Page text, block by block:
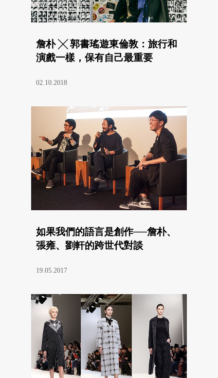
詹朴 ╳ 郭書瑤遊東倫敦：旅行和
演戲一樣，保有自己最重要
02.10.2018
如果我們的語言是創作──詹朴、
張雍、劉軒的跨世代對談
19.05.2017